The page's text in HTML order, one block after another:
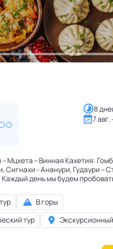
8
7 авг.
Мцхета – Винная Кахетия:
Сигнахи - Ананури, Гудаури –
В горы
тур